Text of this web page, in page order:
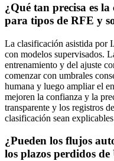
¿Qué tan precisa es
para tipos de RFE y
La clasificación asistida por
con modelos supervisados.
entrenamiento y del ajuste
comenzar con umbrales
humana y luego ampliar el
mejoren la confianza y la
transparente y los registros
clasificación sean
¿Pueden los flujos
los plazos perdidos de